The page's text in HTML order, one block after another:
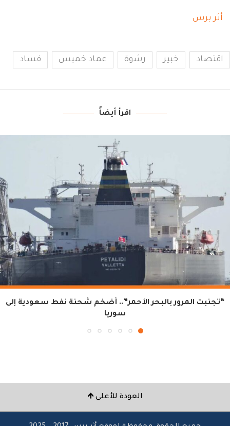
أثر برس
اقتصاد خبير رشوة عماد خميس فساد
اقرأ أيضاً
“تجنبت المرور بالبحر الأحمر”.. أضخم شحنة نفط سعودية إلى
سوريا
العودة للأعلى 🡹